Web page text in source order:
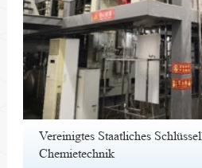
Vereinigtes Staatliches
Chemietechnik